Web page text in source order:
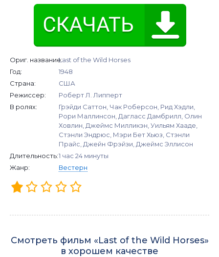
Ориг. название:Last of the Wild Horses
Год:
1948
Страна:
США
Режиссер:
Роберт Л. Липперт
В ролях:
Грэйди Саттон, Чак Роберсон, Рид Хэдли,
Рори Маллинсон, Дагласс Дамбрилл, Олин
Ховлин, Джеймс Милликэн, Уильям Хааде,
Стэнли Эндрюс, Мэри Бет Хьюз, Стэнли
Прайс, Джейн Фрэйзи, Джеймс Эллисон
Длительность:1 час 24 минуты
Жанр:
Вестерн
Смотреть фильм «Last of the Wild Horses»
в хорошем качестве